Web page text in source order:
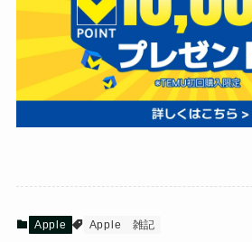
Apple Apple 雑記